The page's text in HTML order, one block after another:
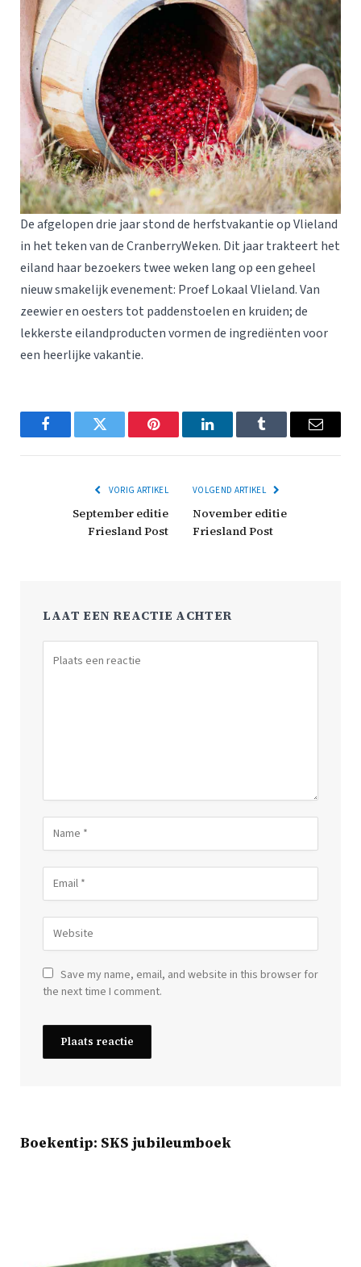
De afgelopen drie jaar stond de herfstvakantie op Vlieland
in het teken van de CranberryWeken. Dit jaar trakteert het
eiland haar bezoekers twee weken lang op een geheel
nieuw smakelijk evenement: Proef Lokaal Vlieland. Van
zeewier en oesters tot paddenstoelen en kruiden; de
lekkerste eilandproducten vormen de ingrediënten voor
een heerlijke vakantie.
FacebookTwitter Pinterest LinkedInTumblr Email
VORIG ARTIKEL
September editie
Friesland Post
VOLGEND ARTIKEL
November editie
Friesland Post
LAAT EEN REACTIE ACHTER
Save my name, email, and website in this browser for
the next time I comment.
Boekentip: SKS jubileumboek